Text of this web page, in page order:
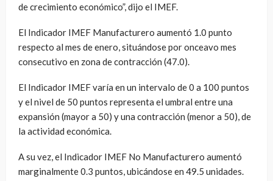
de crecimiento económico”, dijo el IMEF.
El Indicador IMEF Manufacturero aumentó 1.0 punto
respecto al mes de enero, situándose por onceavo mes
consecutivo en zona de contracción (47.0).
El Indicador IMEF varía en un intervalo de 0 a 100 puntos
y el nivel de 50 puntos representa el umbral entre una
expansión (mayor a 50) y una contracción (menor a 50), de
la actividad económica.
A su vez, el Indicador IMEF No Manufacturero aumentó
marginalmente 0.3 puntos, ubicándose en 49.5 unidades.